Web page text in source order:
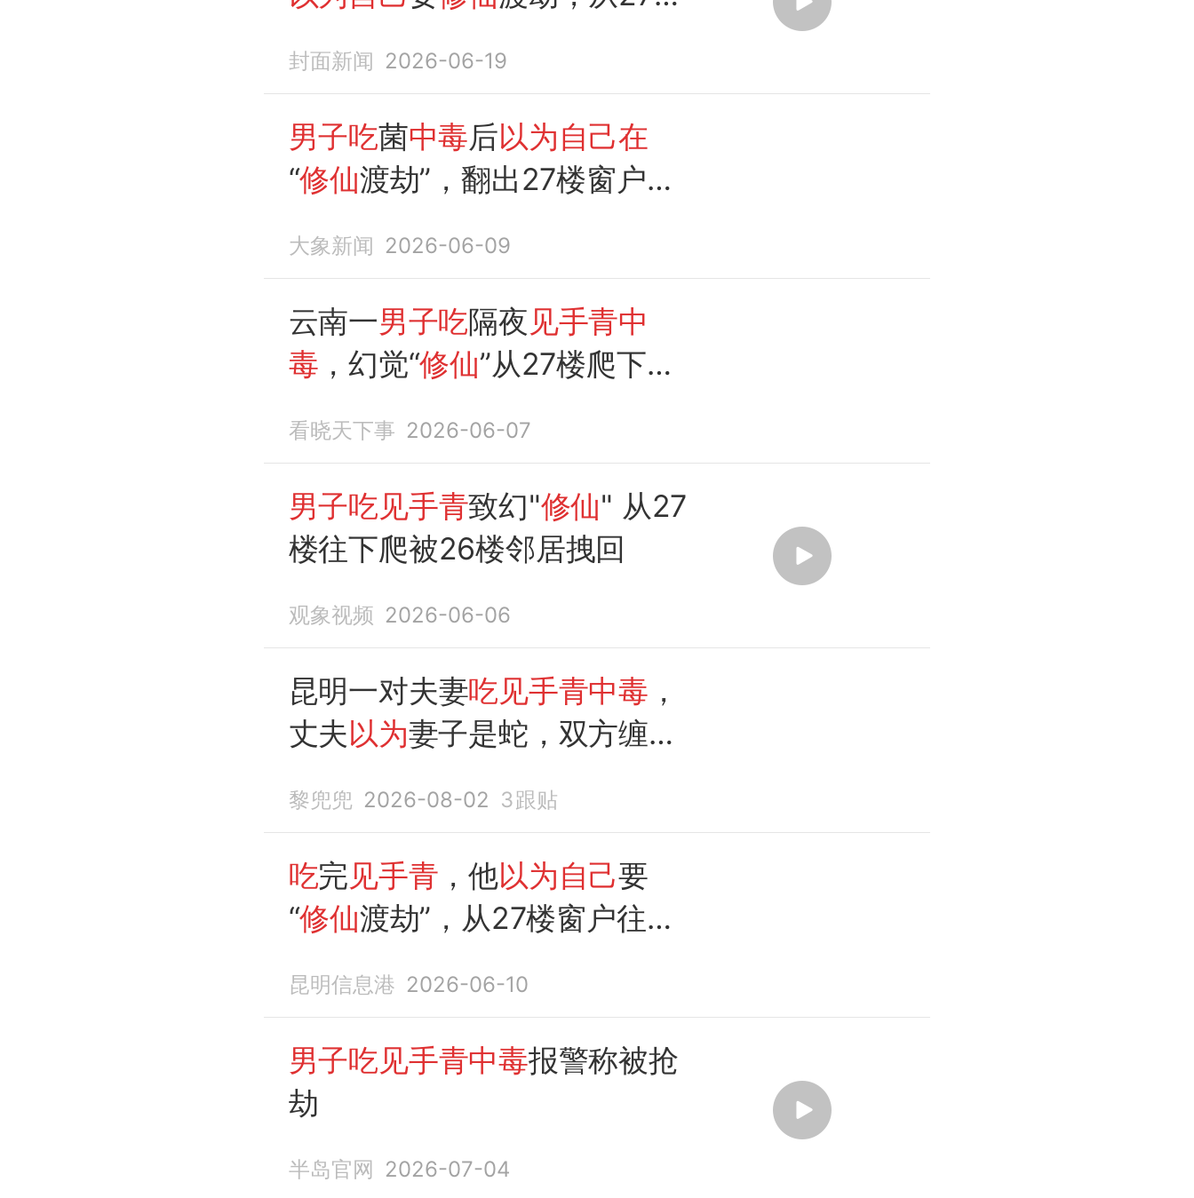
进屋
封面新闻 2026-06-19
男子吃菌中毒后以为自己在
“修仙渡劫”，翻出27楼窗户，
大象新闻 2026-06-09
云南一男子吃隔夜 见手青中
毒 ，幻觉“修仙”从27楼爬下被
看晓天下事 2026-06-07
男子吃见手青致幻"修仙" 从27
楼往下爬被26楼邻居拽回
观象视频 2026-06-06
昆明一对夫妻吃见手青中毒 ，
丈夫以为妻子是蛇，双方缠斗
黎兜兜 2026-08-02 3跟贴
吃完见手青 ，他以为自己要
“修仙渡劫”，从27楼窗户往下
昆明信息港 2026-06-10
男子吃见手青中毒报警称被抢
劫
半岛官网 2026-07-04